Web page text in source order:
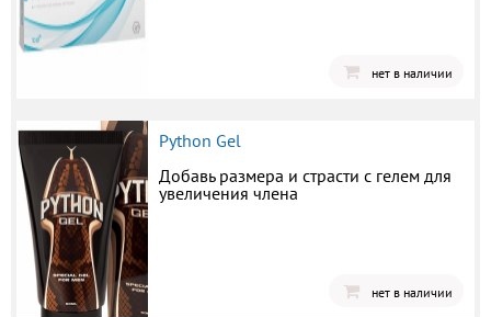
нет в наличии
Python Gel
Добавь размера и страсти с гелем для
увеличения члена
нет в наличии